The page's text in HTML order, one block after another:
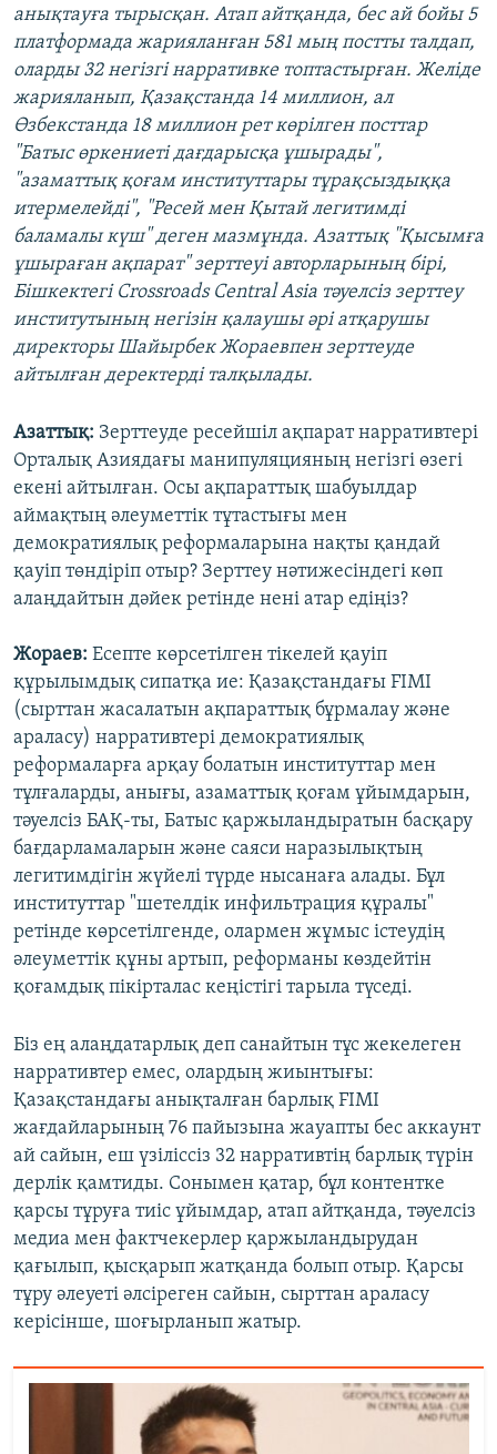
анықтауға тырысқан. Атап айтқанда, бес ай бойы 5
платформада жарияланған 581 мың постты талдап,
оларды 32 негізгі нарративке топтастырған. Желіде
жарияланып, Қазақстанда 14 миллион, ал
Өзбекстанда 18 миллион рет көрілген посттар
"Батыс өркениеті дағдарысқа ұшырады",
"азаматтық қоғам институттары тұрақсыздыққа
итермелейді", "Ресей мен Қытай легитимді
баламалы күш" деген мазмұнда. Азаттық "Қысымға
ұшыраған ақпарат" зерттеуі авторларының бірі,
Бішкектегі Crossroads Central Asia тәуелсіз зерттеу
институтының негізін қалаушы әрі атқарушы
директоры Шайырбек Жораевпен зерттеуде
айтылған деректерді талқылады.
Азаттық: Зерттеуде ресейшіл ақпарат нарративтері
Орталық Азиядағы манипуляцияның негізгі өзегі
екені айтылған. Осы ақпараттық шабуылдар
аймақтың әлеуметтік тұтастығы мен
демократиялық реформаларына нақты қандай
қауіп төндіріп отыр? Зерттеу нәтижесіндегі көп
алаңдайтын дәйек ретінде нені атар едіңіз?
Жораев: Есепте көрсетілген тікелей қауіп
құрылымдық сипатқа ие: Қазақстандағы FIMI
(сырттан жасалатын ақпараттық бұрмалау және
араласу) нарративтері демократиялық
реформаларға арқау болатын институттар мен
тұлғаларды, анығы, азаматтық қоғам ұйымдарын,
тәуелсіз БАҚ-ты, Батыс қаржыландыратын басқару
бағдарламаларын және саяси наразылықтың
легитимдігін жүйелі түрде нысанаға алады. Бұл
институттар "шетелдік инфильтрация құралы"
ретінде көрсетілгенде, олармен жұмыс істеудің
әлеуметтік құны артып, реформаны көздейтін
қоғамдық пікірталас кеңістігі тарыла түседі.
Біз ең алаңдатарлық деп санайтын тұс жекелеген
нарративтер емес, олардың жиынтығы:
Қазақстандағы анықталған барлық FIMI
жағдайларының 76 пайызына жауапты бес аккаунт
ай сайын, еш үзіліссіз 32 нарративтің барлық түрін
дерлік қамтиды. Сонымен қатар, бұл контентке
қарсы тұруға тиіс ұйымдар, атап айтқанда, тәуелсіз
медиа мен фактчекерлер қаржыландырудан
қағылып, қысқарып жатқанда болып отыр. Қарсы
тұру әлеуеті әлсіреген сайын, сырттан араласу
керісінше, шоғырланып жатыр.